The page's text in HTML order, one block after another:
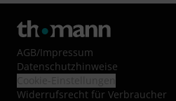
AGB/Impressum
Datenschutzhinweise
Widerrufsrecht für Verbraucher